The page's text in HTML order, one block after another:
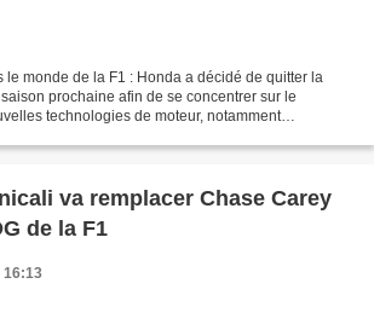
le monde de la F1 : Honda a décidé de quitter la
prochaine afin de se concentrer sur le
technologies de moteur, notamment
va remplacer Chase Carey
de la F1
16:13